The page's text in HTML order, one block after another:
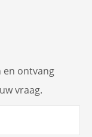
ontvang
vraag.